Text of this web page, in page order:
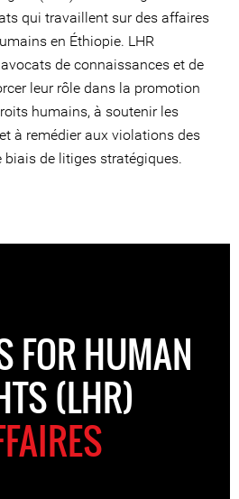
qui travaillent sur des affaires
en Éthiopie. LHR
de connaissances et de
leur rôle dans la promotion
humains, à soutenir les
à remédier aux violations des
de litiges stratégiques.
FOR HUMAN
(LHR)